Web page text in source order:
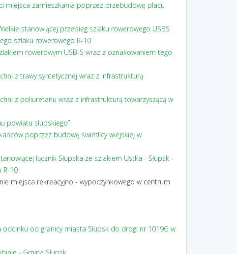
miejsca zamieszkania poprzez przebudowę placu
stanowiącej przebieg szlaku rowerowego USBS
szlaku rowerowego R-10
rowerowym USB-S wraz z oznakowaniem tego
z trawy syntetycznej wraz z infrastrukturą
z poliuretanu wraz z infrastrukturą towarzyszącą w
powiatu słupskiego”
poprzez budowę świetlicy wiejskiej w
łącznik Słupska ze szlakiem Ustka - Słupsk -
R-10
miejsca rekreacyjno - wypoczynkowego w centrum
od granicy miasta Słupsk do drogi nr 1019G w